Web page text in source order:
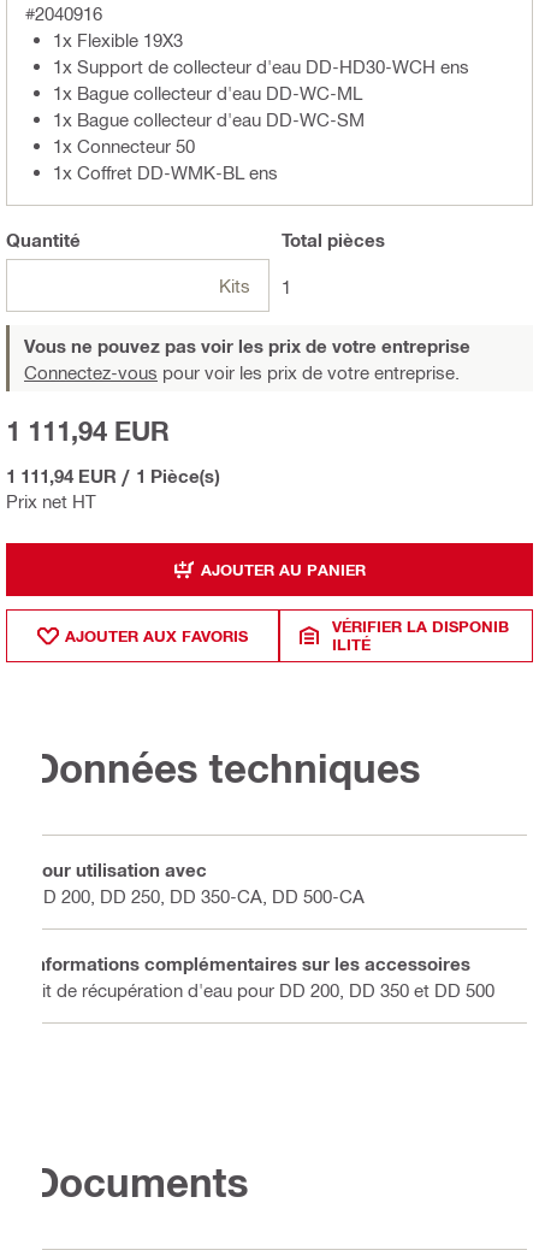
#2040916
1x Flexible 19X3
1x Support de collecteur d'eau DD-HD30-WCH ens
1x Bague collecteur d'eau DD-WC-ML
1x Bague collecteur d'eau DD-WC-SM
1x Connecteur 50
1x Coffret DD-WMK-BL ens
Quantité
Kits
Total pièces
1
Vous ne pouvez pas voir les prix de votre entreprise
Connectez-vous pour voir les prix de votre entreprise.
Prix net HT
1 111,94 EUR
1 111,94 EUR / 1 Pièce(s)
AJOUTER AU PANIER
AJOUTER AUX FAVORIS
VÉRIFIER LA DISPONIB
ILITÉ
Données techniques
Pour utilisation avec
DD 200, DD 250, DD 350-CA, DD 500-CA
Informations complémentaires sur les accessoires
Kit de récupération d'eau pour DD 200, DD 350 et DD 500
Documents